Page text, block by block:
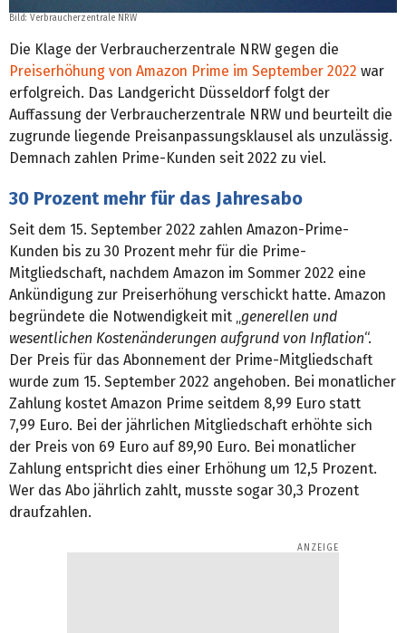
Bild: Verbraucherzentrale NRW
Die Klage der Verbraucherzentrale NRW gegen die
Preiserhöhung von Amazon Prime im September 2022 war
erfolgreich. Das Landgericht Düsseldorf folgt der
Auffassung der Verbraucherzentrale NRW und beurteilt die
zugrunde liegende Preisanpassungsklausel als unzulässig.
Demnach zahlen Prime-Kunden seit 2022 zu viel.
30 Prozent mehr für das Jahresabo
Seit dem 15. September 2022 zahlen Amazon-Prime-
Kunden bis zu 30 Prozent mehr für die Prime-
Mitgliedschaft, nachdem Amazon im Sommer 2022 eine
Ankündigung zur Preiserhöhung verschickt hatte. Amazon
begründete die Notwendigkeit mit „ generellen und
wesentlichen Kostenänderungen aufgrund von Inflation“.
Der Preis für das Abonnement der Prime-Mitgliedschaft
wurde zum 15. September 2022 angehoben. Bei monatlicher
Zahlung kostet Amazon Prime seitdem 8,99 Euro statt
7,99 Euro. Bei der jährlichen Mitgliedschaft erhöhte sich
der Preis von 69 Euro auf 89,90 Euro. Bei monatlicher
Zahlung entspricht dies einer Erhöhung um 12,5 Prozent.
Wer das Abo jährlich zahlt, musste sogar 30,3 Prozent
draufzahlen.